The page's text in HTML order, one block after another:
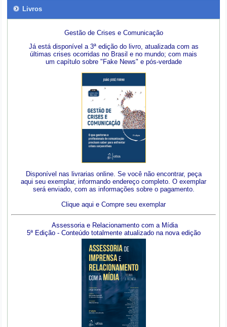
Livros
Gestão de Crises e Comunicação
Já está disponível a 3ª edição do livro, atualizada com as
últimas crises ocorridas no Brasil e no mundo; com mais
um capítulo sobre "Fake News" e pós-verdade
Disponível nas livrarias online. Se você não encontrar, peça
aqui seu exemplar, informando endereço completo. O exemplar
será enviado, com as informações sobre o pagamento.
Clique aqui e Compre seu exemplar
Assessoria e Relacionamento com a Mídia
5ª Edição - Conteúdo totalmente atualizado na nova edição